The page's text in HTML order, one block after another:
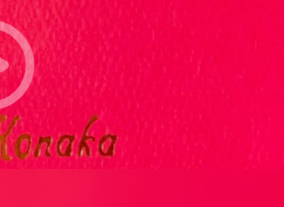
CAMPFIRE for Social Good
CAMPFIREふるさと納税